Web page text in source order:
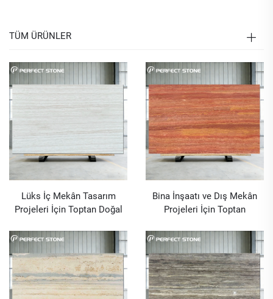
TÜM ÜRÜNLER
Lüks İç Mekân Tasarım
Projeleri İçin Toptan Doğal
Traverten Plakalar
Bina İnşaatı ve Dış Mekân
Projeleri İçin Toptan
Plaka